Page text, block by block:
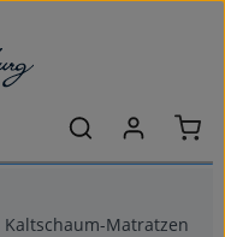
Kaltschaum-Matratzen